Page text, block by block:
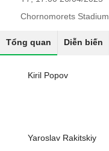
Chornomorets Stadium
Tổng quan Diễn biến
Kiril Popov
Yaroslav Rakitskiy